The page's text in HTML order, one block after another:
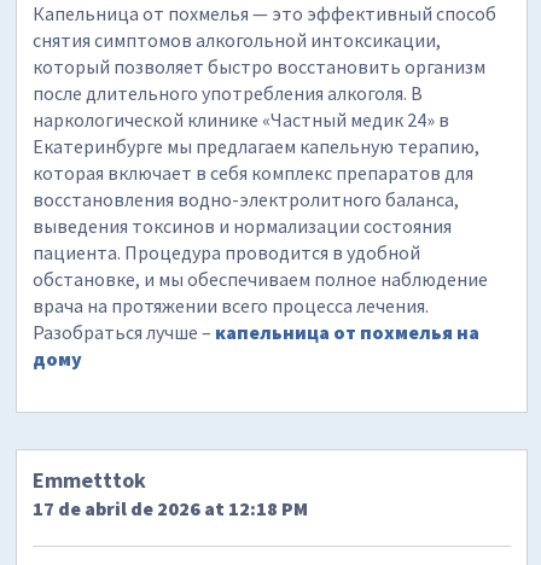
Капельница от похмелья — это эффективный способ
снятия симптомов алкогольной интоксикации,
который позволяет быстро восстановить организм
после длительного употребления алкоголя. В
наркологической клинике «Частный медик 24» в
Екатеринбурге мы предлагаем капельную терапию,
которая включает в себя комплекс препаратов для
восстановления водно-электролитного баланса,
выведения токсинов и нормализации состояния
пациента. Процедура проводится в удобной
обстановке, и мы обеспечиваем полное наблюдение
врача на протяжении всего процесса лечения.
Разобраться лучше – капельница от похмелья на
дому
Emmetttok
17 de abril de 2026 at 12:18 PM